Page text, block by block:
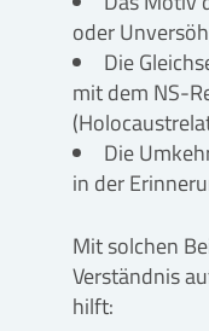
oder
Die
mit dem NS-
Die
in der
Mit solchen
Verständnis
hilft: